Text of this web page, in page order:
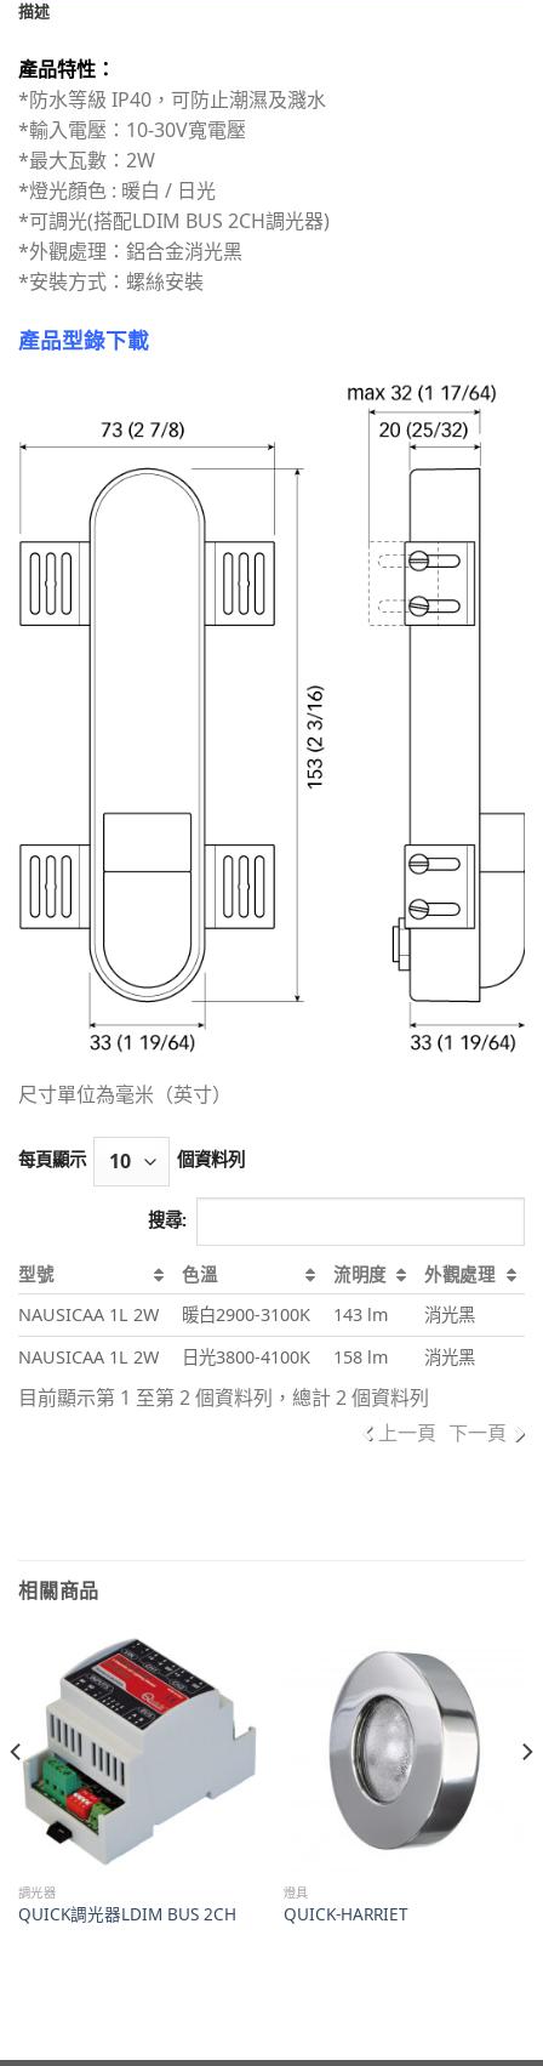
描述
產品特性：
*防水等級 IP40，可防止潮濕及濺水
*輸入電壓：10-30V寬電壓
*最大瓦數：2W
*燈光顏色 : 暖白 / 日光
*可調光(搭配LDIM BUS 2CH調光器)
*外觀處理：鋁合金消光黑
*安裝方式：螺絲安裝
產品型錄下載
尺寸單位為毫米（英寸）
每頁顯示 個資料列
搜尋:
型號 色溫 流明度
外觀處理
NAUSICAA 1L 2W
暖白2900-3100K 143 lm
消光黑
NAUSICAA 1L 2W
日光3800-4100K 158 lm 消光黑
目前顯示第 1 至第 2 個資料列，總計 2 個資料列
上一頁 下一頁
相關商品
調光器
QUICK調光器LDIM BUS 2CH
燈具
QUICK-HARRIET